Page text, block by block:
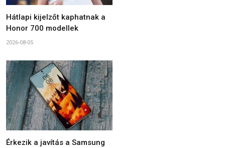
Hátlapi kijelzőt kaphatnak a
Honor 700 modellek
2026-08-05
Érkezik a javítás a Samsung